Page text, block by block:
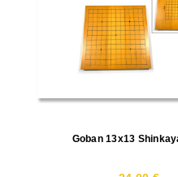
Goban 13x13